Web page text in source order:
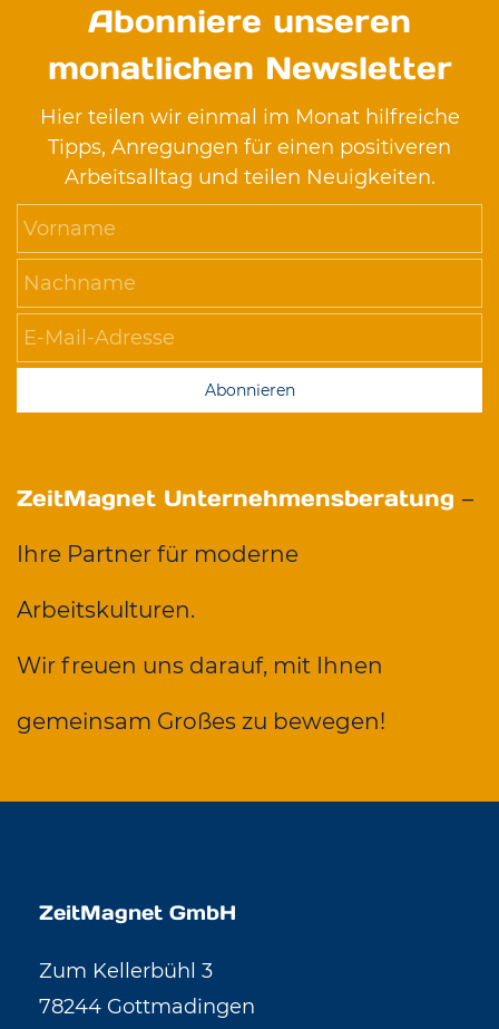
Abonniere unseren
monatlichen Newsletter
Hier teilen wir einmal im Monat hilfreiche
Tipps, Anregungen für einen positiveren
Arbeitsalltag und teilen Neuigkeiten.
Abonnieren
ZeitMagnet Unternehmensberatung –
Ihre Partner für moderne
Arbeitskulturen.
Wir freuen uns darauf, mit Ihnen
gemeinsam Großes zu bewegen!
ZeitMagnet GmbH
Zum Kellerbühl 3
78244 Gottmadingen